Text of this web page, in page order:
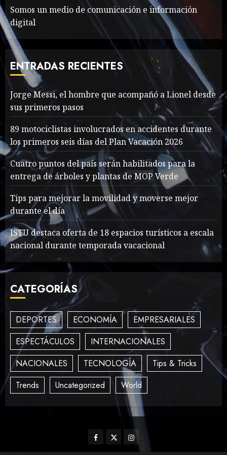
7
The full story of
Thailand’s extraordinary
cave rescue
MAYO 14, 2024 1005
1
Jorge Messi, el hombre
que acompañó a Lionel
desde sus primeros pasos
AGOSTO 8, 2026 55
2
Searching for the
forgotten heroes of World
War Two
MAYO 14, 2024 866
3
Sex Talk? Its About Weight
4
How To Write Award
Winning Blog Headlines
MAYO 14, 2024
How Many of These Italian
Foods Have You Tried?
Somos un medio de comunicación e información
digital
ENTRADAS RECIENTES
Jorge Messi, el hombre que acompañó a Lionel desde
sus primeros pasos
89 motociclistas involucrados en accidentes durante
los primeros seis días del Plan Vacación 2026
Cuatro puntos del país serán habilitados para la
entrega de árboles y plantas de MOP Verde
Tips para mejorar la movilidad y moverse mejor
durante el día
ISTU destaca oferta de 18 espacios turísticos a escala
nacional durante temporada vacacional
CATEGORÍAS
DEPORTES ECONOMÍA
EMPRESARIALES
ESPECTÁCULOS
INTERNACIONALES
NACIONALES
TECNOLOGÍA
Tips & Tricks
Trends
Uncategorized World
Facebook
TwitterInstagram